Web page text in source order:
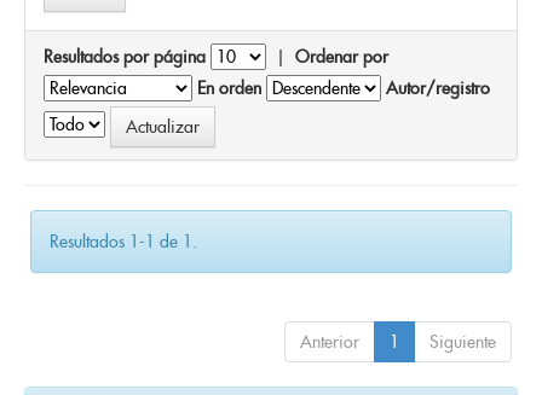
Resultados por página | Ordenar por
En orden
Autor/registro
Resultados 1-1 de 1.
Anterior 1 Siguiente